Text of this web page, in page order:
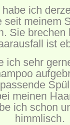
ich
seit meinem
Sie brechen
ist
ich sehr
meinen
ich schon
himmlisch.